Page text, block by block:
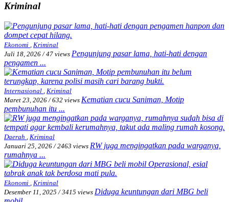
Kriminal
Ekonomi , Kriminal
Juli 18, 2026 / 47 views Pengunjung pasar lama, hati-hati dengan
pengamen ...
Internasional , Kriminal
Maret 23, 2026 / 632 views Kematian cucu Saniman, Motip
pembunuhan itu ...
Daerah , Kriminal
Januari 25, 2026 / 2463 views RW juga mengingatkan pada warganya,
rumahnya ...
Ekonomi , Kriminal
Desember 11, 2025 / 3415 views Diduga keuntungan dari MBG beli